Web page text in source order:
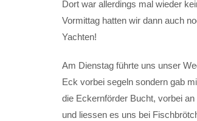
Dort war allerdings mal wieder
Vormittag hatten wir dann auch
Yachten!
Am Dienstag führte uns unser
Eck vorbei segeln sondern gab
die Eckernförder Bucht, vorbei
und liessen es uns bei